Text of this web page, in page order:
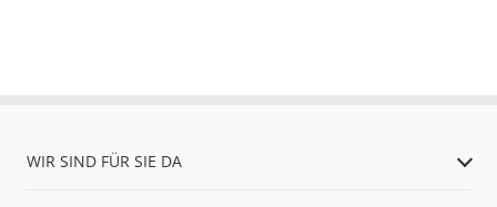
WIR SIND FÜR SIE DA